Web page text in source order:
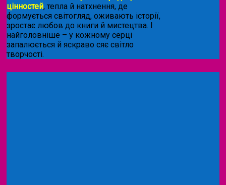
цінностей, тепла й натхнення, де
формується світогляд, оживають історії,
зростає любов до книги й мистецтва. І
найголовніше – у кожному серці
запалюється й яскраво сяє світло
творчості.